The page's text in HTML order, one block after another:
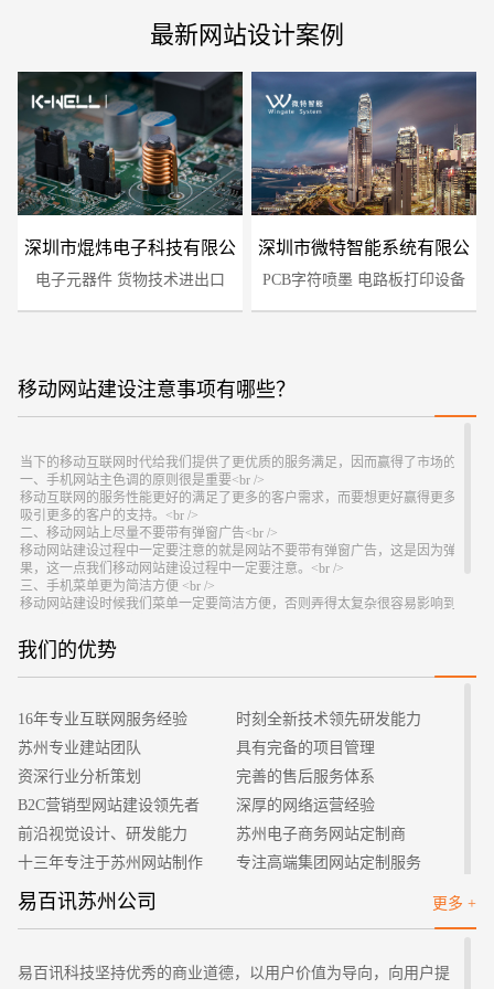
最新网站设计案例
深圳市焜炜电子科技有限公
司
电子元器件 货物技术进出口
深圳市微特智能系统有限公
司
PCB字符喷墨 电路板打印设备
移动网站建设注意事项有哪些？
当下的移动互联网时代给我们提供了更优质的服务满足，因而赢得了市场的高
一、手机网站主色调的原则很是重要<br />
移动互联网的服务性能更好的满足了更多的客户需求，而要想更好赢得更多客
吸引更多的客户的支持。<br />
二、移动网站上尽量不要带有弹窗广告<br />
移动网站建设过程中一定要注意的就是网站不要带有弹窗广告，这是因为弹窗
果，这一点我们移动网站建设过程中一定要注意。<br />
三、手机菜单更为简洁方便 <br />
移动网站建设时候我们菜单一定要简洁方便，否则弄得太复杂很容易影响到操
四、不要强制用户注册才能浏览网站<br />
如今的一些移动网站建设过程中夹带附加条件，那就是必须注册才能浏览网站
也是不好的行为。<br />
移动网站建设过程中内容对于网站形象塑造，更好的服务商家发展需求提供了
不能繁琐，这样才能更为有效的提升竞争力。<br />
所以，想要更好的提升移动网站建设服务性能，以上的这些注意事项很是重要，
我们的优势
16年专业互联网服务经验
苏州专业建站团队
资深行业分析策划
B2C营销型网站建设领先者
前沿视觉设计、研发能力
十三年专注于苏州网站制作
客户的满意是我们唯一的宗旨
时刻全新技术领先研发能力
具有完备的项目管理
完善的售后服务体系
深厚的网络运营经验
苏州电子商务网站定制商
专注高端集团网站定制服务
更多 +
易百讯苏州公司
易百讯科技坚持优秀的商业道德，以用户价值为导向，向用户提
您的预算 1万-3万 3万-5万 5万-8万